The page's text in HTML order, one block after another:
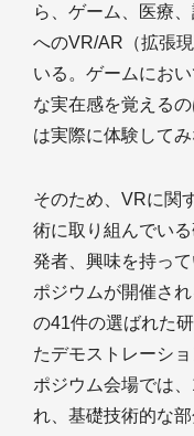
ら、ゲーム、医療
へのVR/AR（拡張
いる。ゲームにお
な実在感を覚える
は実際に体験して
そのため、VRに関
術に取り組んでい
発者、興味を持っ
ポジウムが開催さ
の41件の選ばれた
たデモストレーシ
ポジウム会場では
れ、基礎技術的な